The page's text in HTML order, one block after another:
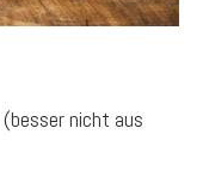
(besser nicht aus